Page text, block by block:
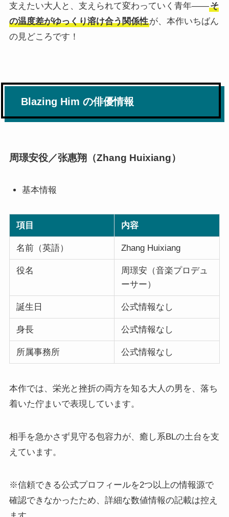
支えたい大人と、支えられて変わっていく青年――そ
の温度差がゆっくり溶け合う関係性が、本作いちばん
の見どころです！
Blazing Him の俳優情報
周璟安役／张惠翔（Zhang Huixiang）
基本情報
項目 内容
名前（英語） Zhang Huixiang
役名
周璟安（音楽プロデュ
ーサー）
誕生日 公式情報なし
身長 公式情報なし
所属事務所 公式情報なし
本作では、栄光と挫折の両方を知る大人の男を、落ち
着いた佇まいで表現しています。
相手を急かさず見守る包容力が、癒し系BLの土台を支
えています。
※信頼できる公式プロフィールを2つ以上の情報源で
確認できなかったため、詳細な数値情報の記載は控え